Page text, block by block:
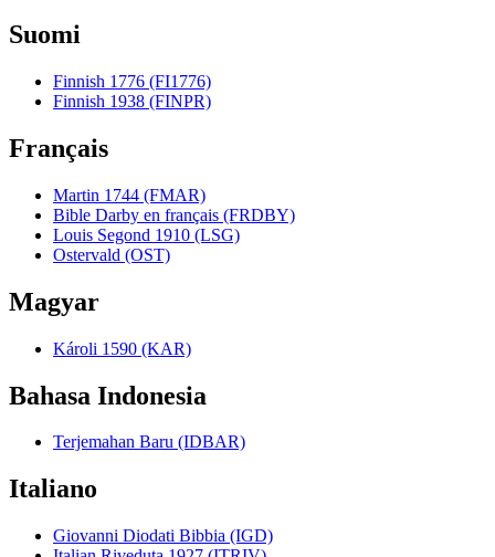
Suomi
Finnish 1776 (FI1776)
Finnish 1938 (FINPR)
Français
Martin 1744 (FMAR)
Bible Darby en français (FRDBY)
Louis Segond 1910 (LSG)
Ostervald (OST)
Magyar
Károli 1590 (KAR)
Bahasa Indonesia
Terjemahan Baru (IDBAR)
Italiano
Giovanni Diodati Bibbia (IGD)